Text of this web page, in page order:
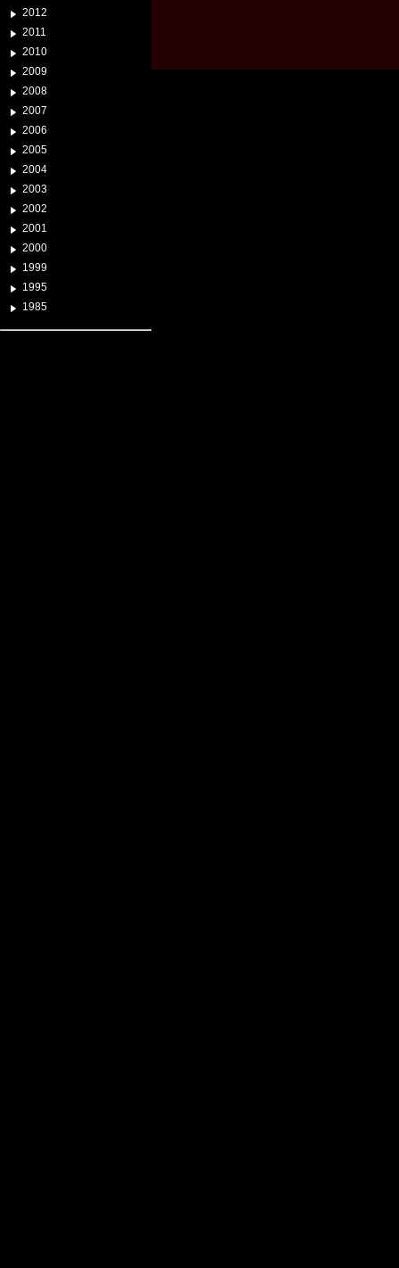
2012
2011
2010
2009
2008
2007
2006
2005
2004
2003
2002
2001
2000
1999
1995
1985